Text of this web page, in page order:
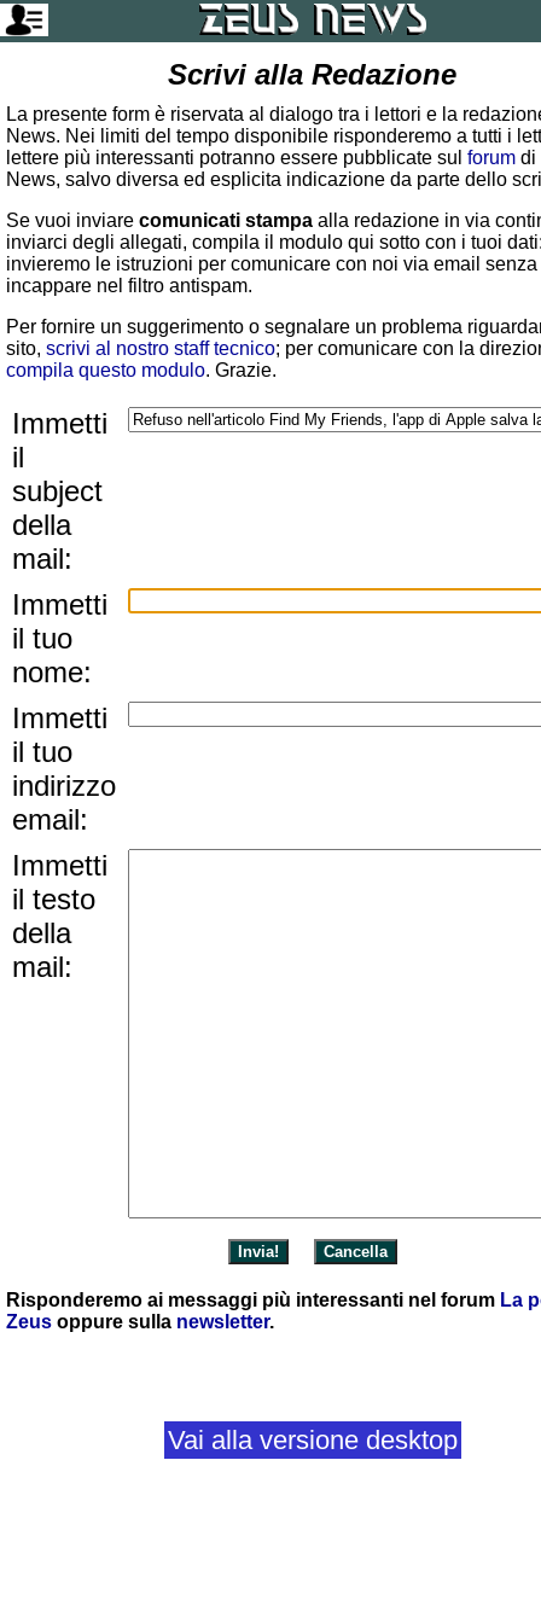
Scrivi alla Redazione
La presente form è riservata al dialogo tra i lettori e la
News. Nei limiti del tempo disponibile risponderemo a tutti i
lettere più interessanti potranno essere pubblicate sul forum di
News, salvo diversa ed esplicita indicazione da parte dello
Se vuoi inviare comunicati stampa alla redazione in via
inviarci degli allegati, compila il modulo qui sotto con i tuoi
invieremo le istruzioni per comunicare con noi via email senza
incappare nel filtro antispam.
Per fornire un suggerimento o segnalare un problema
sito, scrivi al nostro staff tecnico; per comunicare con la
compila questo modulo. Grazie.
Immetti
il
subject
della
mail:
Immetti
il tuo
nome:
Immetti
il tuo
indirizzo
email:
Immetti
il testo
della
mail:
Risponderemo ai messaggi più interessanti nel forum La
Zeus oppure sulla newsletter.
Vai alla versione desktop